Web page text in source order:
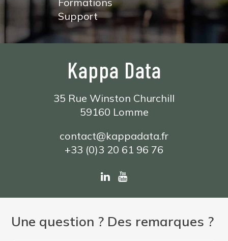
Support
Kappa Data
35 Rue Winston Churchill
59160 Lomme
contact@kappadata.fr
+33 (0)3 20 61 96 76
Une question ? Des remarques ?